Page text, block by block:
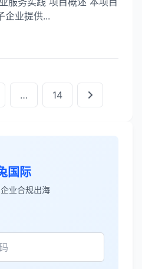
企业提供...
… 14
国际
业合规出海
就完成了泰国公司注